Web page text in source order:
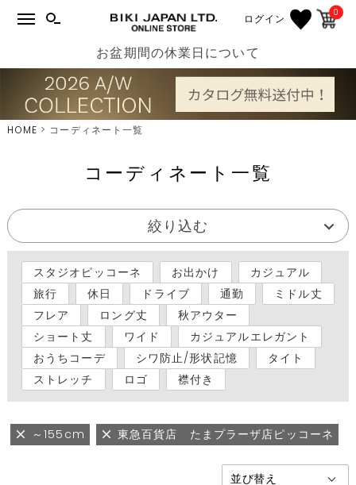
ログイン 0
お盆期間の休業日について
HOME コーディネート一覧
コーディネート一覧
絞り込む
スタジオピッコーネ お出かけ
カジュアル
旅行
休日 ドライブ 通勤
ミドル丈
フレア
ロング丈
秋アウター
ショート丈
ワイド
カジュアルエレガント
おうちコーデ
シワ防止/形状記憶
タイト
ストレッチ
ロゴ 襟付き
～155cm 東急百貨店 たまプラーザ店ピッコーネ